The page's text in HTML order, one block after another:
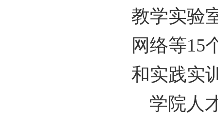
教学实验
网络等15
和实践实
学院人